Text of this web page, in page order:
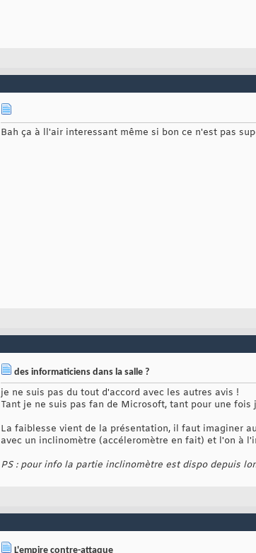
Bah ça à ll'air interessant même si bon ce n'est pas
des informaticiens dans la salle ?
je ne suis pas du tout d'accord avec les autres avis !
Tant je ne suis pas fan de Microsoft, tant pour une
La faiblesse vient de la présentation, il faut imaginer
avec un inclinomètre (accéleromètre en fait) et l'on à
PS : pour info la partie inclinomètre est dispo depuis
L'empire contre-attaque